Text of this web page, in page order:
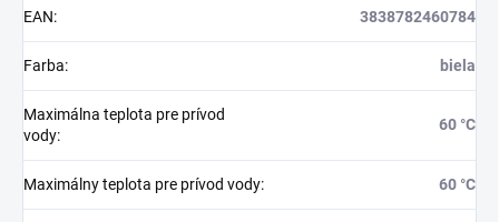
EAN: 3838782460784
Farba: biela
Maximálna teplota pre prívod
vody:
60 °C
Maximálny teplota pre prívod vody: 60 °C